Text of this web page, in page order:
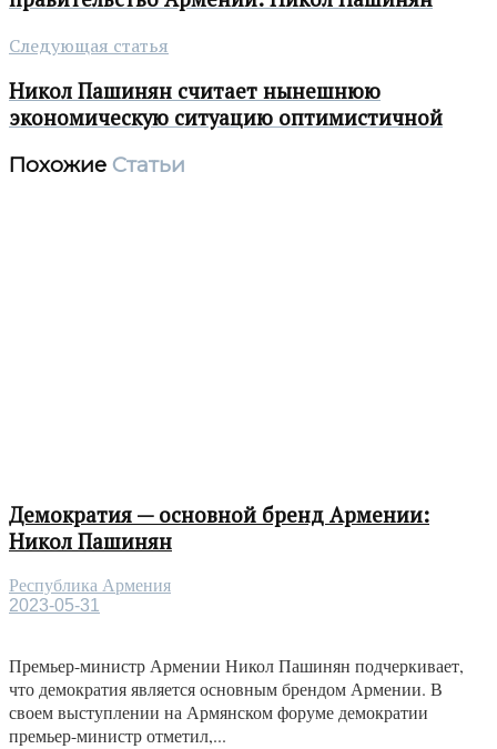
Следующая статья
Никол Пашинян считает нынешнюю
экономическую ситуацию оптимистичной
Похожие Статьи
Демократия — основной бренд Армении:
Никол Пашинян
Республика Армения
2023-05-31
Премьер-министр Армении Никол Пашинян подчеркивает,
что демократия является основным брендом Армении. В
своем выступлении на Армянском форуме демократии
премьер-министр отметил,...